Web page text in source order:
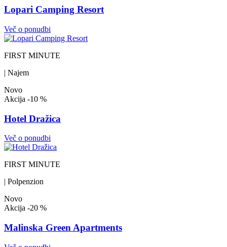
Lopari Camping Resort
Več o ponudbi
FIRST MINUTE
| Najem
Novo
Akcija -10 %
Hotel Dražica
Več o ponudbi
FIRST MINUTE
| Polpenzion
Novo
Akcija -20 %
Malinska Green Apartments